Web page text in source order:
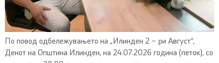
По повод одбележувањето на „Илинден 2 – ри Август“,
Денот на Општина Илинден, на 24.07.2026 година (петок), со